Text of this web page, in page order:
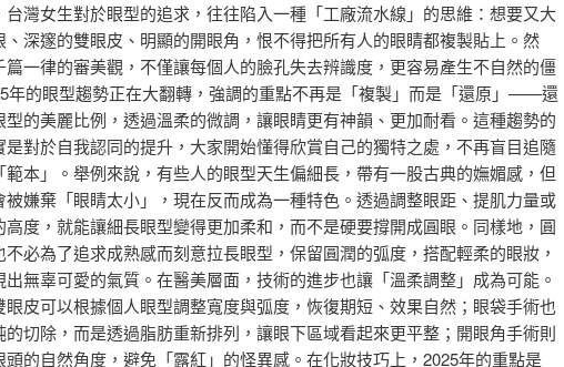
台灣女生對於眼型的追求，往往陷入一種「工廠流水線」的思維：想要又大
、深邃的雙眼皮、明顯的開眼角，恨不得把所有人的眼睛都複製貼上。然
篇一律的審美觀，不僅讓每個人的臉孔失去辨識度，更容易產生不自然的僵
年的眼型趨勢正在大翻轉，強調的重點不再是「複製」而是「還原」——還
型的美麗比例，透過溫柔的微調，讓眼睛更有神韻、更加耐看。這種趨勢的
是對於自我認同的提升，大家開始懂得欣賞自己的獨特之處，不再盲目追隨
範本」。舉例來說，有些人的眼型天生偏細長，帶有一股古典的嫵媚感，但
被嫌棄「眼睛太小」，現在反而成為一種特色。透過調整眼距、提肌力量或
高度，就能讓細長眼型變得更加柔和，而不是硬要撐開成圓眼。同樣地，圓
不必為了追求成熟感而刻意拉長眼型，保留圓潤的弧度，搭配輕柔的眼妝，
出無辜可愛的氣質。在醫美層面，技術的進步也讓「溫柔調整」成為可能。
眼皮可以根據個人眼型調整寬度與弧度，恢復期短、效果自然；眼袋手術也
的切除，而是透過脂肪重新排列，讓眼下區域看起來更平整；開眼角手術則
頭的自然角度，避免「露紅」的怪異感。在化妝技巧上，2025年的重點是